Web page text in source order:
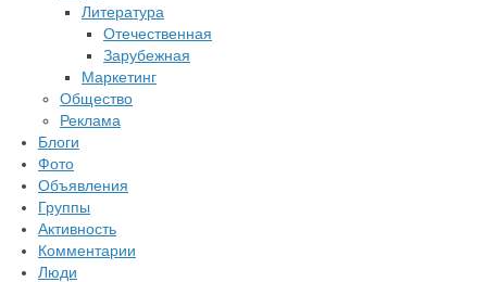
Литература
Отечественная
Зарубежная
Маркетинг
Общество
Реклама
Блоги
Фото
Объявления
Группы
Активность
Комментарии
Люди